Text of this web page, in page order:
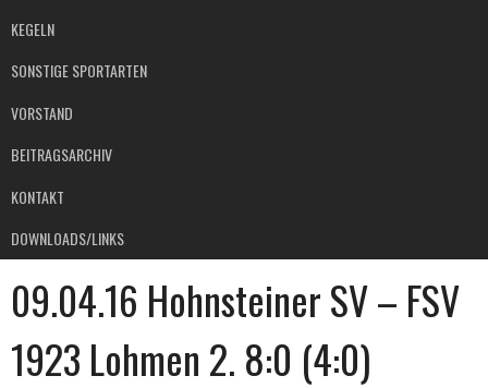
KEGELN
SONSTIGE SPORTARTEN
VORSTAND
BEITRAGSARCHIV
KONTAKT
DOWNLOADS/LINKS
09.04.16 Hohnsteiner SV – FSV
1923 Lohmen 2. 8:0 (4:0)